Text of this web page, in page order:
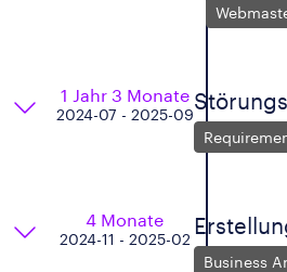
1 Jahr 3 Monate
2024-07 - 2025-09
4 Monate
2024-11 - 2025-02
Business